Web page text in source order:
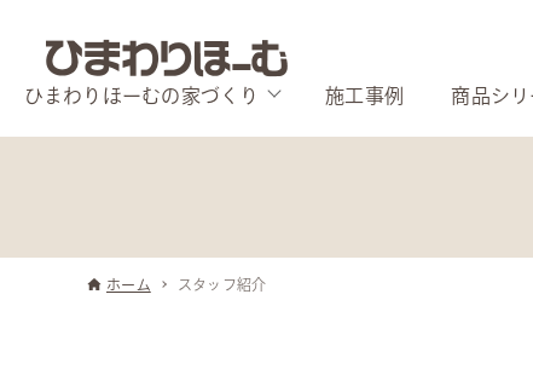
ひまわりほーむの家づくり 施工事例 商品シ
ホーム スタッフ紹介